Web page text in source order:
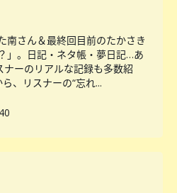
南さん＆最終回目前のたかさき
」。日記・ネタ帳・夢日記…あ
ナーのリアルな記録も多数紹
、リスナーの“忘れ...